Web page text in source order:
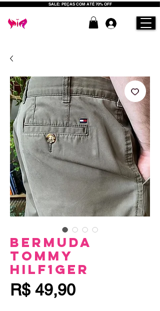
SALE: PEÇAS COM ATÉ 70% OFF
Bermuda
Tommy
Hilf1ger
R$ 49,90Preço